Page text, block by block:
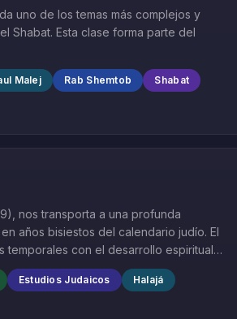
uno de los temas más complejos y
Shabat. Esta clase forma parte del
Malej Rab Shemtob
Shabat
nos transporta a una profunda
años bisiestos del calendario judío. El
temporales con el desarrollo espiritual
Estudios Judaicos
Halajá